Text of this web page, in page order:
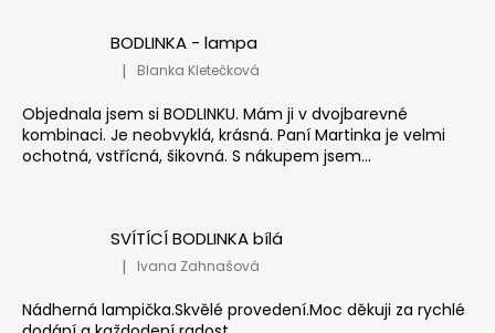
BODLINKA - lampa
Hodnocení produktu je 5 z 5 hvězdiček.
| Blanka Kletečková
Objednala jsem si BODLINKU. Mám ji v dvojbarevné
kombinaci. Je neobvyklá, krásná. Paní Martinka je velmi
ochotná, vstřícná, šikovná. S nákupem jsem...
SVÍTÍCÍ BODLINKA bílá
Hodnocení produktu je 5 z 5 hvězdiček.
| Ivana Zahnašová
Nádherná lampička.Skvělé provedení.Moc děkuji za rychlé